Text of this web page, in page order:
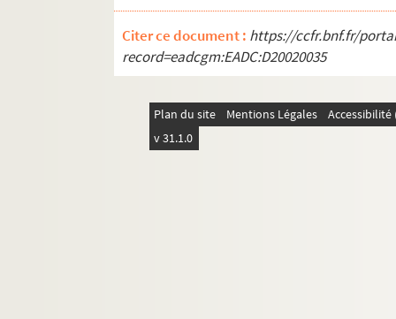
62. « Histoire du parlement de Normandie,
63. Notes historiques et biographiques sur le
64. « Observations sur les ordonnances, par
65. « Observations ou réponse à un écrit
66. Décisions du Conseil du roi
Citer ce document : https://ccfr.bnf.fr/
record=eadcgm:EADC:D20020035
Plan du site Mentions Légales
v 31.1.0